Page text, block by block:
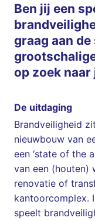
Ben jij een
graag aan
op zoek naar
De uitdaging
Brandveiligheid
nieuwbouw van
een ‘state of the
van een (houten)
renovatie of
kantoorcomplex.
speelt